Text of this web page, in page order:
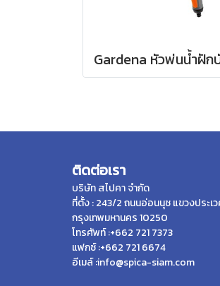
ติดต่อเรา
บริษัท สไปคา จำกัด
ที่ตั้ง : 243/2 ถนนอ่อนนุช แขวงประเว
กรุงเทพมหานคร 10250
โทรศัพท์ :+662 721 7373
แฟกซ์ :+662 721 6674
อีเมล์ :info@spica-siam.com